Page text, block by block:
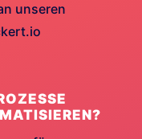
unseren